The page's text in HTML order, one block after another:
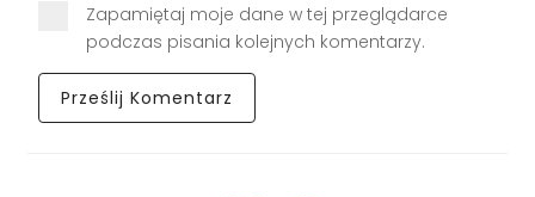
Zapamiętaj moje dane w tej przeglądarce
podczas pisania kolejnych komentarzy.